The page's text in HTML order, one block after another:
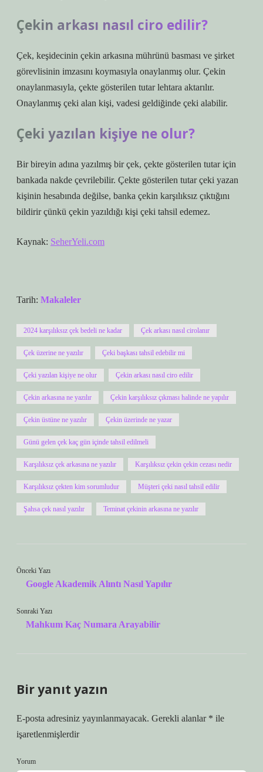
Çekin arkası nasıl ciro edilir?
Çek, keşidecinin çekin arkasına mührünü basması ve şirket
görevlisinin imzasını koymasıyla onaylanmış olur. Çekin
onaylanmasıyla, çekte gösterilen tutar lehtara aktarılır.
Onaylanmış çeki alan kişi, vadesi geldiğinde çeki alabilir.
Çeki yazılan kişiye ne olur?
Bir bireyin adına yazılmış bir çek, çekte gösterilen tutar için
bankada nakde çevrilebilir. Çekte gösterilen tutar çeki yazan
kişinin hesabında değilse, banka çekin karşılıksız çıktığını
bildirir çünkü çekin yazıldığı kişi çeki tahsil edemez.
Kaynak: SeherYeli.com
Tarih: Makaleler
2024 karşılıksız çek bedeli ne kadar Çek arkası nasıl cirolanır
Çek üzerine ne yazılır Çeki başkası tahsil edebilir mi
Çeki yazılan kişiye ne olur Çekin arkası nasıl ciro edilir
Çekin arkasına ne yazılır Çekin karşılıksız çıkması halinde ne yapılır
Çekin üstüne ne yazılır Çekin üzerinde ne yazar
Günü gelen çek kaç gün içinde tahsil edilmeli
Karşılıksız çek arkasına ne yazılır Karşılıksız çekin çekin cezası nedir
Karşılıksız çekten kim sorumludur Müşteri çeki nasıl tahsil edilir
Şahsa çek nasıl yazılır Teminat çekinin arkasına ne yazılır
Önceki Yazı
Google Akademik Alıntı Nasıl Yapılır
Sonraki Yazı
Mahkum Kaç Numara Arayabilir
Bir yanıt yazın
E-posta adresiniz yayınlanmayacak. Gerekli alanlar * ile
işaretlenmişlerdir
Yorum